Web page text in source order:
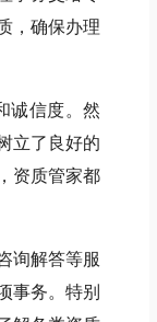
，确保办理
诚信度。然
立了良好的
资质管家都
询解答等服
事务。特别